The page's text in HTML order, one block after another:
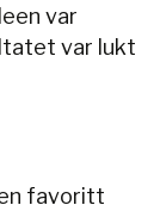
var
var lukt
favoritt